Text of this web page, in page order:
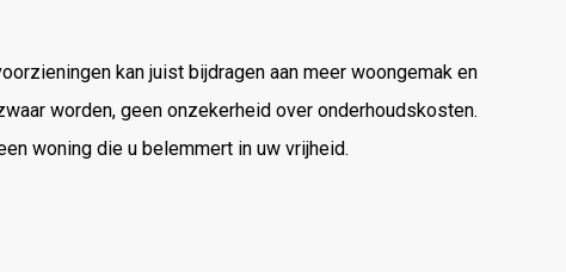
kan juist bijdragen aan meer woongemak en
worden, geen onzekerheid over onderhoudskosten.
woning die u belemmert in uw vrijheid.